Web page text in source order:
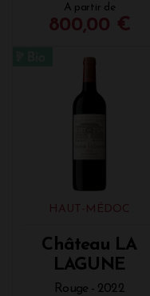
A partir de
800,00 €
HAUT-MÉDOC
Château LA
LAGUNE
Rouge - 2022